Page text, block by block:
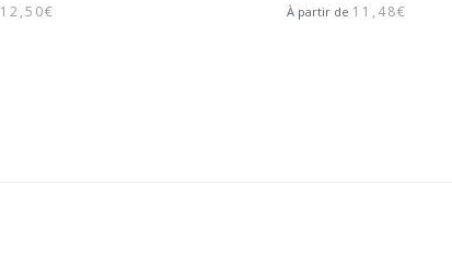
12,50€ À partir de 11,48€